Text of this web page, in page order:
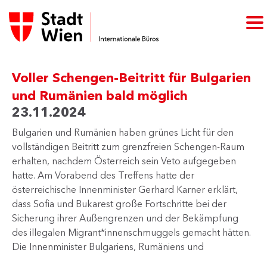
Voller Schengen-Beitritt für Bulgarien
und Rumänien bald möglich
23.11.2024
Bulgarien und Rumänien haben grünes Licht für den
vollständigen Beitritt zum grenzfreien Schengen-Raum
erhalten, nachdem Österreich sein Veto aufgegeben
hatte. Am Vorabend des Treffens hatte der
österreichische Innenminister Gerhard Karner erklärt,
dass Sofia und Bukarest große Fortschritte bei der
Sicherung ihrer Außengrenzen und der Bekämpfung
des illegalen Migrant*innenschmuggels gemacht hätten.
Die Innenminister Bulgariens, Rumäniens und